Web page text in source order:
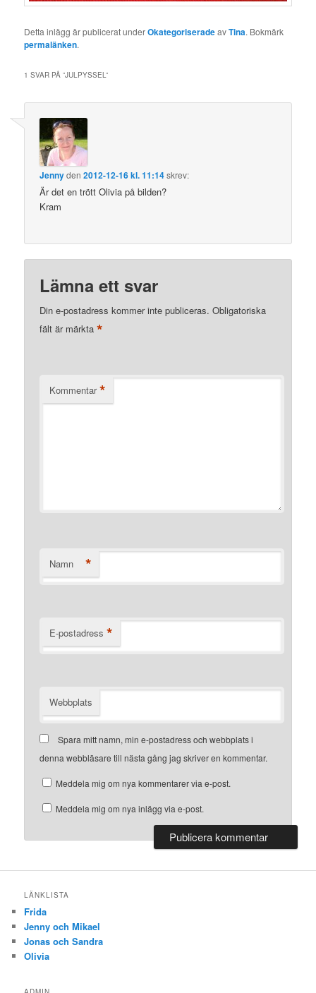
Detta inlägg är publicerat underOkategoriseradeavTina. Bokmärk
permalänken.
1 SVAR PÅ ”JULPYSSEL”
Jennyden2012-12-16 kl. 11:14skrev:
Är det en trött Olivia på bilden?
Kram
Lämna ett svar
Din e-postadress kommer inte publiceras. Obligatoriska
fält är märkta*
Kommentar *
Namn *
E-postadress *
Webbplats
Spara mitt namn, min e-postadress och webbplats i
denna webbläsare till nästa gång jag skriver en kommentar.
Meddela mig om nya kommentarer via e-post.
Meddela mig om nya inlägg via e-post.
LÄNKLISTA
Frida
Jenny och Mikael
Jonas och Sandra
Olivia